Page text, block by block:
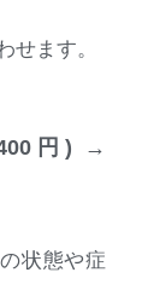
せます。
円) →
状態や症